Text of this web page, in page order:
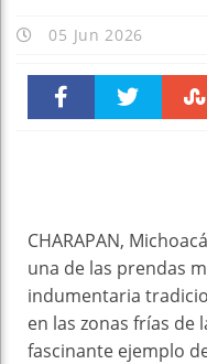
05 Jun 2026
CHARAPAN,
una de las prendas
indumentaria
en las zonas frías de
fascinante ejemplo